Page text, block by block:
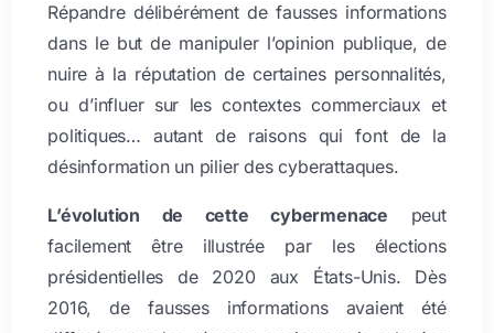
Répandre délibérément de fausses informations
dans le but de manipuler l’opinion publique, de
nuire à la réputation de certaines personnalités,
ou d’influer sur les contextes commerciaux et
politiques… autant de raisons qui font de la
désinformation un pilier des cyberattaques.
L’évolution de cette cybermenace peut
facilement être illustrée par les élections
présidentielles de 2020 aux États-Unis. Dès
2016, de fausses informations avaient été